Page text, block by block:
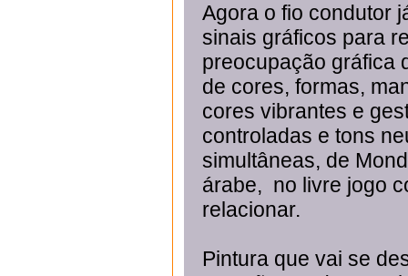
Agora o fio condutor
sinais gráficos para
preocupação gráfica
de cores, formas,
cores vibrantes e
controladas e tons
simultâneas, de
árabe, no livre jogo
relacionar.
Pintura que vai se